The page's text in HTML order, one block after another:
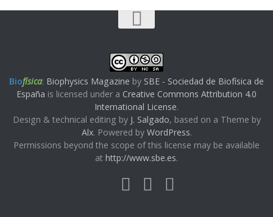
Biofísica: Biophysics Magazine by SBE - Sociedad de Biofísica de
España is licensed under a Creative Commons Attribution 4.0
International License.
Design & technical editing by J. Salgado, based on a Theme by
Alx. Powered by WordPress.
Permissions beyond the scope of this license may be available
at http://www.sbe.es.